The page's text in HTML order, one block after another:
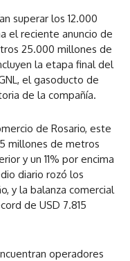
superar los 12.000
el reciente anuncio de
25.000 millones de
la etapa final del
el gasoducto de
de la compañía.
de Rosario, este
millones de metros
y un 11% por encima
diario rozó los
y la balanza comercial
de USD 7.815
operadores